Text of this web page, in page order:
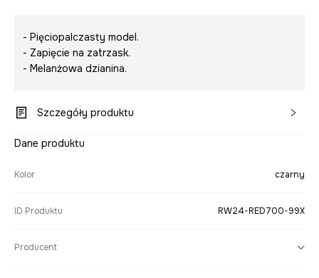
- Pięciopalczasty model.
- Zapięcie na zatrzask.
- Melanżowa dzianina.
Szczegóły produktu
Dane produktu
Kolor czarny
ID Produktu RW24-RED700-99X
Producent